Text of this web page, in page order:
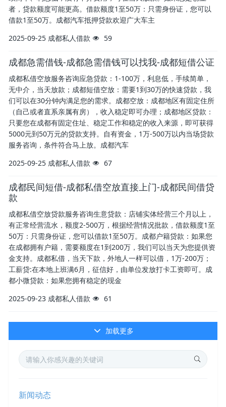
者，贷款额度可能更高。借款额度1至50万：只需身份证，您可以
借款1至50万。成都汽车抵押贷款欢迎广大车主
2025-09-25 成都私人借款 59
成都急需借钱-成都急需借钱可以找我-成都短借公证
成都私借空放服务咨询应急贷款：1-100万，利息低，手续简单，
无中介，当天放款；成都短借空放：需要1到30万的快速贷款，我
们可以在30分钟内满足您的需求。成都空放：成都地区有固定住所
（自己或者直系亲属有房），收入稳定即可办理；成都地区贷款：
只要您在成都有固定住址、稳定工作和稳定的收入来源，即可获得
5000元到50万元的贷款支持。自有资金，1万-500万以内当场贷款
服务咨询，条件符合马上放。成都汽车
2025-09-25 成都私人借款 67
成都民间短借-成都私借空放直接上门-成都民间借贷
款
成都私借空放贷款服务咨询生意贷款：店铺实体经营三个月以上，
有正常经营流水，额度2-500万，根据经营情况批款，借款额度1至
50万：只需身份证，您可以借款1至50万。成都户籍贷款：如果您
在成都拥有户籍，需要额度在1到200万，我们可以当天为您提供资
金支持。成都私借，当天下款，外地人一样可以借，1万-200万；
工薪贷:在本地上班满6月，征信好，由单位发放打卡工资即可。成
都小微贷款：如果您拥有稳定的现金
2025-09-23 成都私人借款 61
加载更多
新闻动态